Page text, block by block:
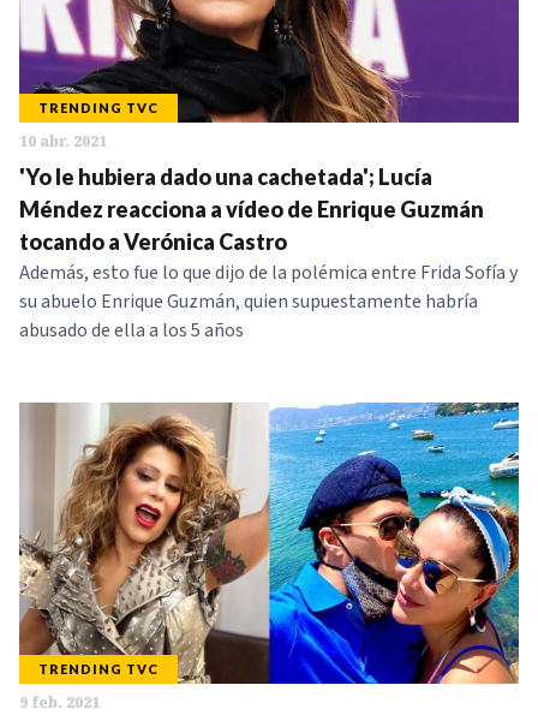
TRENDING TVC
10 abr. 2021
'Yo le hubiera dado una cachetada'; Lucía
Méndez reacciona a vídeo de Enrique Guzmán
tocando a Verónica Castro
Además, esto fue lo que dijo de la polémica entre Frida Sofía y
su abuelo Enrique Guzmán, quien supuestamente habría
abusado de ella a los 5 años
TRENDING TVC
9 feb. 2021